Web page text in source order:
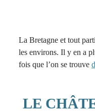
La Bretagne et tout
les environs. Il y en a
fois que l’on se trouve
LE